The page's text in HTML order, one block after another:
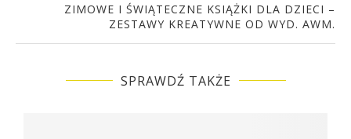
ZIMOWE I ŚWIĄTECZNE KSIĄŻKI DLA DZIECI –
ZESTAWY KREATYWNE OD WYD. AWM.
SPRAWDŹ TAKŻE